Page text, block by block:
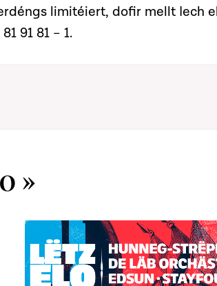
limitéiert, dofir mellt Iech
91 81 – 1.
»